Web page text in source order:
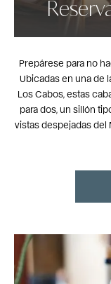
Prepárese para no
Ubicadas en una de
Los Cabos, estas
para dos, un sillón
vistas despejadas del